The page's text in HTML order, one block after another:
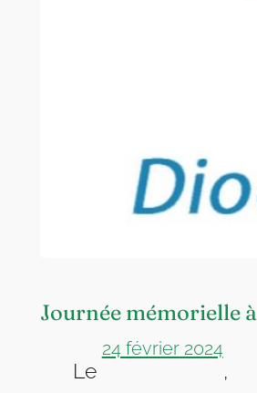
Journée mémorielle
Le
24 février 2024
,